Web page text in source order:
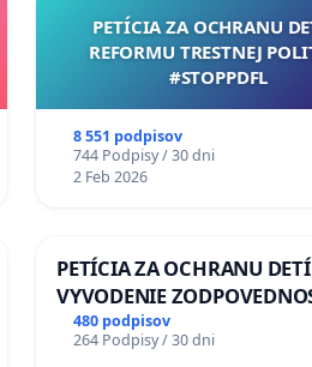
PETÍCIA ZA OCHRANU
REFORMU TRESTNEJ
#STOPPDFL
8 551 podpisov
744 Podpisy / 30 dni
2 Feb 2026
PETÍCIA ZA OCHRANU
VYVODENIE
DLHOROČNÚ NEČINNOSŤ A
ZLYHANIE ŠTÁTU
480 podpisov
264 Podpisy / 30 dni